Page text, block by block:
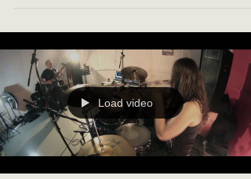
CFPM de Montpellier
du 7 avril 2016
En partenariat avec RTL2, le concert des
du CFPM de Montpellier, encadré par le
coordinateur régional, Thomas Potrel,
également...